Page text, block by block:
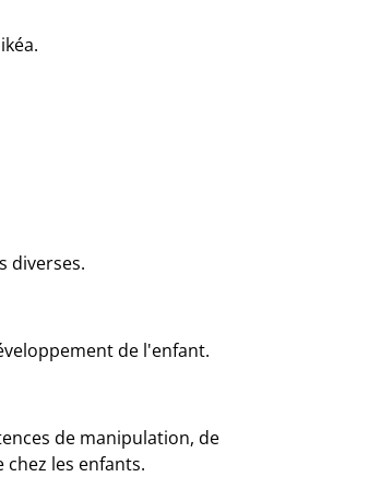
diverses.
de l'enfant.
de manipulation, de
les enfants.